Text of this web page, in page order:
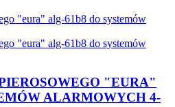
"EURA"
ALARMOWYCH 4-